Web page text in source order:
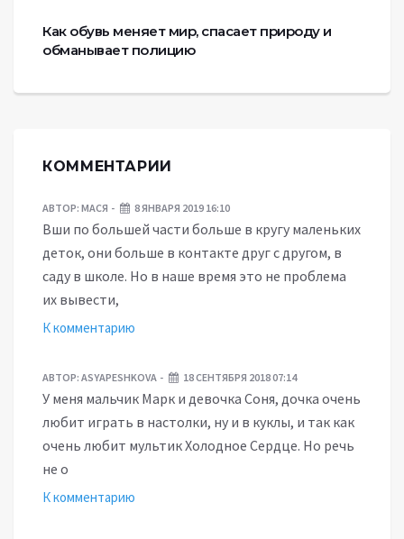
Как обувь меняет мир, спасает природу и
обманывает полицию
КОММЕНТАРИИ
АВТОР: МАСЯ 8 ЯНВАРЯ 2019 16:10
Вши по большей части больше в кругу маленьких
деток, они больше в контакте друг с другом, в
саду в школе. Но в наше время это не проблема
их вывести,
К комментарию
АВТОР: ASYAPESHKOVA 18 СЕНТЯБРЯ 2018 07:14
У меня мальчик Марк и девочка Соня, дочка очень
любит играть в настолки, ну и в куклы, и так как
очень любит мультик Холодное Сердце. Но речь
не о
К комментарию